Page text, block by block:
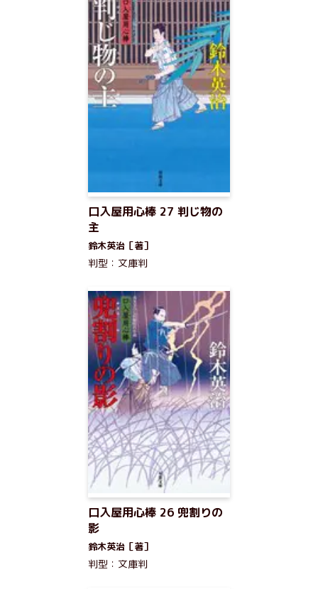
口入屋用心棒 27 判じ物の
主
鈴木英治［著］
判型：文庫判
口入屋用心棒 26 兜割りの
影
鈴木英治［著］
判型：文庫判